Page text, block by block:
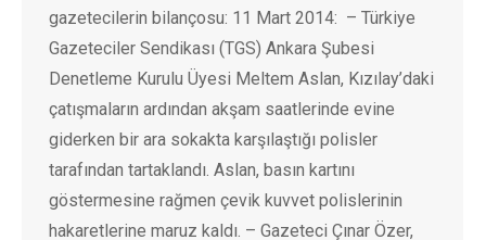
gazetecilerin bilançosu: 11 Mart 2014: – Türkiye
Gazeteciler Sendikası (TGS) Ankara Şubesi
Denetleme Kurulu Üyesi Meltem Aslan, Kızılay’daki
çatışmaların ardından akşam saatlerinde evine
giderken bir ara sokakta karşılaştığı polisler
tarafından tartaklandı. Aslan, basın kartını
göstermesine rağmen çevik kuvvet polislerinin
hakaretlerine maruz kaldı. – Gazeteci Çınar Özer,